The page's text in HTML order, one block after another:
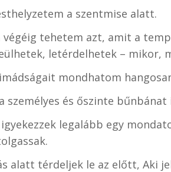
a szentmise alatt.
végéig tehetem azt, amit a
letérdelhetek – mikor,
mondhatom
személyes és őszinte bűnbánat
legalább egy
alatt térdeljek le az előtt, Aki